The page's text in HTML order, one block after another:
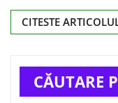
CITESTE
CĂUTARE